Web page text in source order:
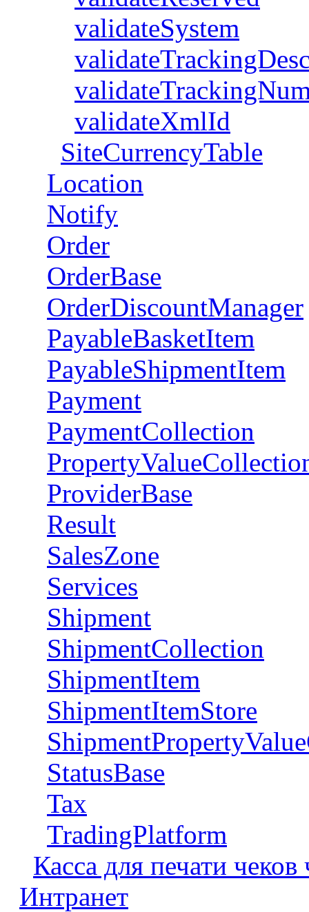
validateSystem
validateXmlId
SiteCurrencyTable
Location
Notify
Order
OrderBase
OrderDiscountManager
PayableBasketItem
PayableShipmentItem
Payment
PaymentCollection
ProviderBase
Result
SalesZone
Services
Shipment
ShipmentCollection
ShipmentItem
ShipmentItemStore
StatusBase
Tax
TradingPlatform
Касса для печати
Интранет